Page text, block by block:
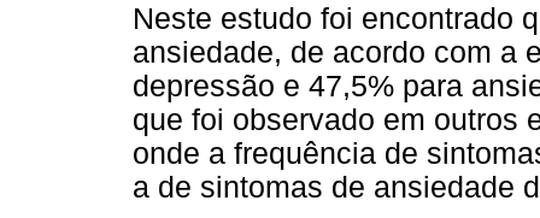
Neste estudo foi encontrado
ansiedade, de acordo com a
depressão e 47,5% para
que foi observado em outros
onde a frequência de
a de sintomas de ansiedade